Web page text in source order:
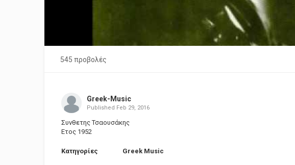
545 προβολές
Greek-Music
Published Feb 29, 2016
Συνθετης Τσαουσάκης
Ετος 1952
Κατηγορίες Greek Music